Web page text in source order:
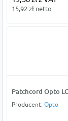
15,92 zł netto
Patchcord Opto
Producent: Opto